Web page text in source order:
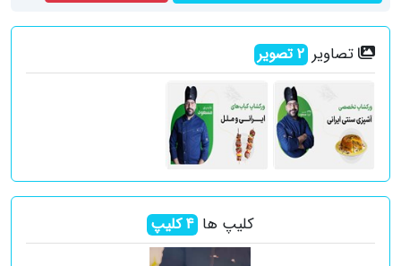
تصاویر 2تصویر
کلیپ ها 4کلیپ